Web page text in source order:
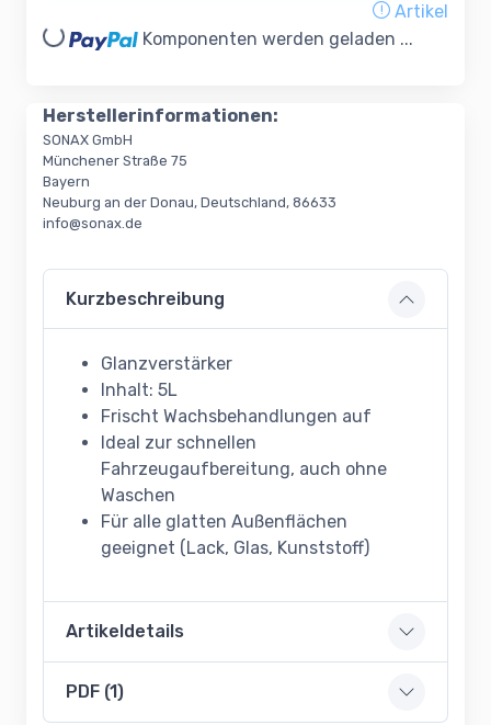
Artikel
Komponenten werden geladen ...
Herstellerinformationen:
SONAX GmbH
Münchener Straße 75
Bayern
Neuburg an der Donau, Deutschland, 86633
info@sonax.de
Kurzbeschreibung
Glanzverstärker
Inhalt: 5L
Frischt Wachsbehandlungen auf
Ideal zur schnellen
Fahrzeugaufbereitung, auch ohne
Waschen
Für alle glatten Außenflächen
geeignet (Lack, Glas, Kunststoff)
Artikeldetails
PDF (1)